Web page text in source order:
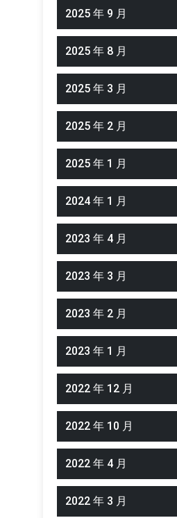
2025 年 9 月
2025 年 8 月
2025 年 3 月
2025 年 2 月
2025 年 1 月
2024 年 1 月
2023 年 4 月
2023 年 3 月
2023 年 2 月
2023 年 1 月
2022 年 12 月
2022 年 10 月
2022 年 4 月
2022 年 3 月